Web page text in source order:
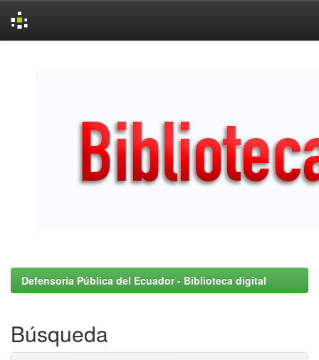
Defensoría Pública del Ecuador - Biblioteca digital
Búsqueda